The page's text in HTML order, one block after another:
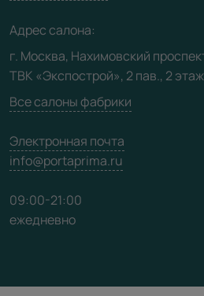
Карта сайта
Адрес салона:
г. Москва, Нахимовский
ТВК «Экспострой», 2 пав., 2
Все салоны фабрики
Электронная почта
info@portaprima.ru
09:00-21:00
ежедневно